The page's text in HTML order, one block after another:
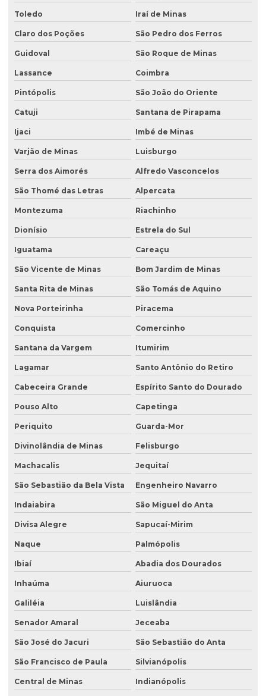
Toledo Iraí de Minas
Claro dos Poções São Pedro dos Ferros
Guidoval São Roque de Minas
Lassance Coimbra
Pintópolis São João do Oriente
Catuji Santana de Pirapama
Ijaci Imbé de Minas
Varjão de Minas Luisburgo
Serra dos Aimorés Alfredo Vasconcelos
São Thomé das Letras Alpercata
Montezuma Riachinho
Dionísio Estrela do Sul
Iguatama Careaçu
São Vicente de Minas Bom Jardim de Minas
Santa Rita de Minas São Tomás de Aquino
Nova Porteirinha Piracema
Conquista Comercinho
Santana da Vargem Itumirim
Lagamar Santo Antônio do Retiro
Cabeceira Grande Espírito Santo do Dourado
Pouso Alto Capetinga
Periquito Guarda-Mor
Divinolândia de Minas Felisburgo
Machacalis Jequitaí
São Sebastião da Bela Vista Engenheiro Navarro
Indaiabira São Miguel do Anta
Divisa Alegre Sapucaí-Mirim
Naque Palmópolis
Ibiaí Abadia dos Dourados
Inhaúma Aiuruoca
Galiléia Luislândia
Senador Amaral Jeceaba
São José do Jacuri São Sebastião do Anta
São Francisco de Paula Silvianópolis
Central de Minas Indianópolis